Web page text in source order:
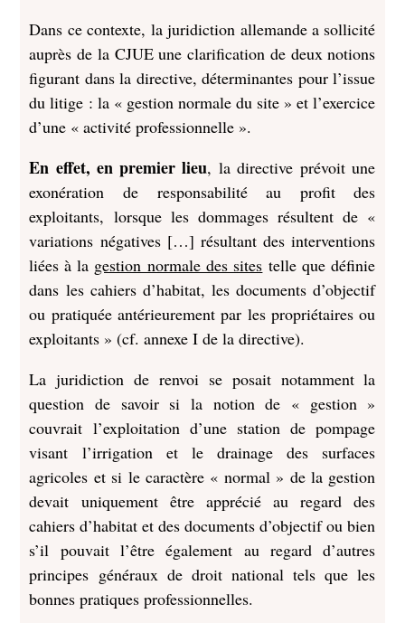
Dans ce contexte, la juridiction allemande a sollicité
auprès de la CJUE une clarification de deux notions
figurant dans la directive, déterminantes pour l’issue
du litige : la « gestion normale du site » et l’exercice
d’une « activité professionnelle ».
En effet, en premier lieu, la directive prévoit une
exonération de responsabilité au profit des
exploitants, lorsque les dommages résultent de «
variations négatives […] résultant des interventions
liées à la gestion normale des sites telle que définie
dans les cahiers d’habitat, les documents d’objectif
ou pratiquée antérieurement par les propriétaires ou
exploitants » (cf. annexe I de la directive).
La juridiction de renvoi se posait notamment la
question de savoir si la notion de « gestion »
couvrait l’exploitation d’une station de pompage
visant l’irrigation et le drainage des surfaces
agricoles et si le caractère « normal » de la gestion
devait uniquement être apprécié au regard des
cahiers d’habitat et des documents d’objectif ou bien
s’il pouvait l’être également au regard d’autres
principes généraux de droit national tels que les
bonnes pratiques professionnelles.